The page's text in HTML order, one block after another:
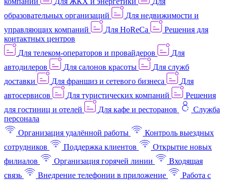
образовательных организаций
Для недвижимости и
управляющих компаний
Для HoReCa
Решения для
контактных центров
Для телеком-операторов и провайдеров
Для
автодилеров
Для салонов красоты
Для служб
доставки
Для франшиз и сетевого бизнеса
Для
автосервисов
Для туристических компаний
Решения
для гостиниц и отелей
Для кафе и ресторанов
Служба
персонала
Организация удалённой работы
Контроль выездных
сотрудников
Поддержка клиентов
Открытие новых
филиалов
Организация горячей линии
Входящая
связь
Внедрение телефонии в приложение
Работа с